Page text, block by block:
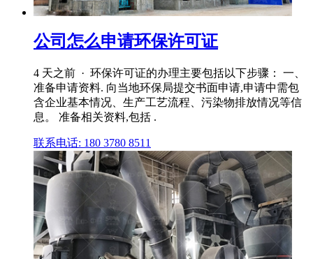
公司怎么申请环保许可证
4 天之前 · 环保许可证的办理主要包括以下步骤： 一、
准备申请资料. 向当地环保局提交书面申请,申请中需包
含企业基本情况、生产工艺流程、污染物排放情况等信
息。 准备相关资料,包括 .
联系电话: 180 3780 8511